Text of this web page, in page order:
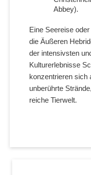
Abbey).
Eine Seereise
die Äußeren
der intensivsten
Kulturerlebnisse
konzentrieren sich
unberührte
reiche Tierwelt.